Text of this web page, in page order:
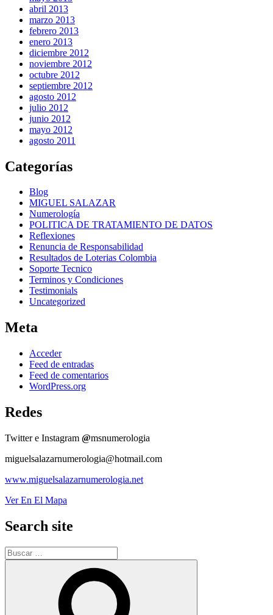
abril 2013
marzo 2013
febrero 2013
enero 2013
diciembre 2012
noviembre 2012
octubre 2012
septiembre 2012
agosto 2012
julio 2012
junio 2012
mayo 2012
agosto 2011
Categorías
Blog
MIGUEL SALAZAR
Numerología
POLITICA DE TRATAMIENTO DE DATOS
Reflexiones
Renuncia de Responsabilidad
Resultados de Loterias Colombia
Soporte Tecnico
Terminos y Condiciones
Testimonials
Uncategorized
Meta
Acceder
Feed de entradas
Feed de comentarios
WordPress.org
Redes
Twitter e Instagram @msnumerologia
miguelsalazarnumerologia@hotmail.com
www.miguelsalazarnumerologia.net
Ver En El Mapa
Search site
Buscar
por: